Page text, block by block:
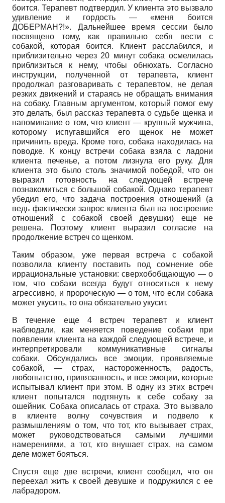
боится. Терапевт подтвердил. У клиента это вызвало
удивление и гордость — «меня боится
ДОБЕРМАН?!». Дальнейшее время сессии было
посвящено тому, как правильно себя вести с
собакой, которая боится. Клиент расслабился, и
приблизительно через 20 минут собака осмелилась
приблизиться к нему, чтобы обнюхать. Согласно
инструкции, полученной от терапевта, клиент
продолжал разговаривать с терапевтом, не делая
резких движений и стараясь не обращать внимания
на собаку. Главным аргументом, который помог ему
это делать, был рассказ терапевта о судьбе щенка и
напоминание о том, что клиент — крупный мужчина,
которому испугавшийся его щенок не может
причинить вреда. Кроме того, собака находилась на
поводке. К концу встречи собака взяла с ладони
клиента печенье, а потом лизнула его руку. Для
клиента это было столь значимой победой, что он
выразил готовность на следующей встрече
познакомиться с большой собакой. Однако терапевт
убедил его, что задача построения отношений (а
ведь фактически запрос клиента был на построение
отношений с собакой своей девушки) еще не
решена. Поэтому клиент выразил согласие на
продолжение встреч со щенком.
Таким образом, уже первая встреча с собакой
позволила клиенту поставить под сомнение обе
иррациональные установки: сверхобобщающую — о
том, что собаки всегда будут относиться к нему
агрессивно, и пророческую — о том, что если собака
может укусить, то она обязательно укусит.
В течение еще 4 встреч терапевт и клиент
наблюдали, как меняется поведение собаки при
появлении клиента на каждой следующей встрече, и
интерпретировали коммуникативные сигналы
собаки. Обсуждались все эмоции, проявляемые
собакой, — страх, настороженность, радость,
любопытство, привязанность, и все эмоции, которые
испытывал клиент при этом. В одну из этих встреч
клиент попытался подтянуть к себе собаку за
ошейник. Собака описалась от страха. Это вызвало
в клиенте волну сочувствия и подвело к
размышлениям о том, что тот, кто вызывает страх,
может руководствоваться самыми лучшими
намерениями, а тот, кто внушает страх, на самом
деле может бояться.
Спустя еще две встречи, клиент сообщил, что он
переехал жить к своей девушке и подружился с ее
лабрадором.